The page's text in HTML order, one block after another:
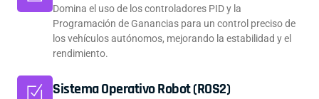
Domina el uso de los controladores PID y la
Programación de Ganancias para un control preciso de
los vehículos autónomos, mejorando la estabilidad y el
rendimiento.
Sistema Operativo Robot (ROS2)